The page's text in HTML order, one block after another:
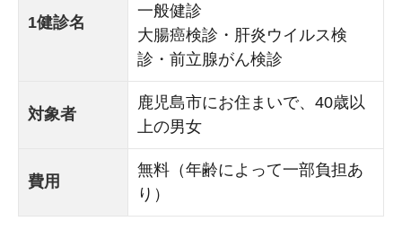
1健診名
一般健診
大腸癌検診・肝炎ウイルス検
診・前立腺がん検診
対象者
鹿児島市にお住まいで、40歳以
上の男女
費用
無料（年齢によって一部負担あ
り）